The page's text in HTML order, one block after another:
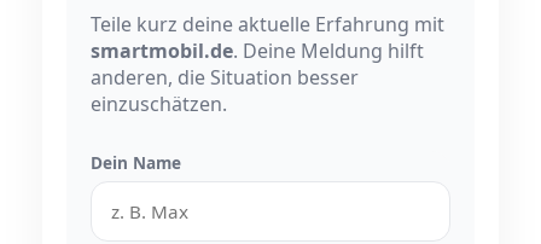
Teile kurz deine aktuelle Erfahrung mit
smartmobil.de. Deine Meldung hilft
anderen, die Situation besser
einzuschätzen.
Dein Name